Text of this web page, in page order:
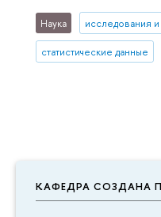
КАФЕДРА СОЗДАНА
Наука исследования и
статистические данные